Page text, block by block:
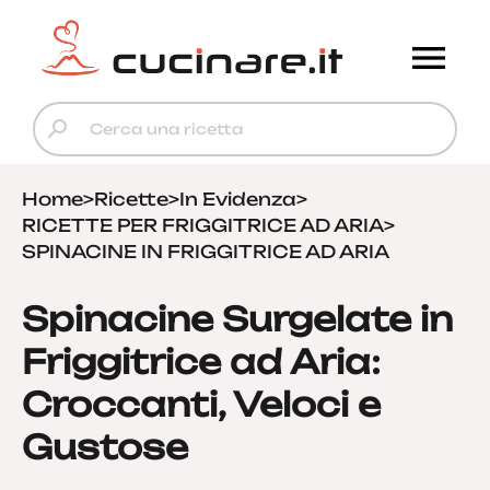
Home>Ricette>In Evidenza>
RICETTE PER FRIGGITRICE AD ARIA>
SPINACINE IN FRIGGITRICE AD ARIA
Spinacine Surgelate in
Friggitrice ad Aria:
Croccanti, Veloci e
Gustose